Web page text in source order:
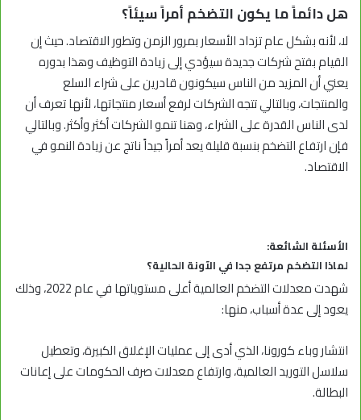
هل دائماً ما يكون التضخم أمراً سيئاً؟
لا، لأنه بشكل عام تزداد الأسعار بمرور الزمن وتطور الاقتصاد. حيث إن
القيام بفتح شركات جديدة سيؤدي إلى زيادة التوظيف وهذا بدوره
يعني أن المزيد من الناس سيكونون قادرين على شراء السلع
والمنتجات، وبالتالي تتجه الشركات لرفع أسعار منتجاتها، لأنها تعرف أن
لدى الناس القدرة على الشراء، وهنا تنمو الشركات أكثر وأكثر. وبالتالي
فإن ارتفاع التضخم بنسبة قليلة يعد أمراً جيداً ناتج عن زيادة النمو في
الاقتصاد.
الأسئلة الشائعة:
لماذا التضخم مرتفع جدا في الآونة الحالية؟
شهدت معدلات التضخم العالمية أعلى مستوياتها في عام 2022، وذلك
يعود إلى عدة أسباب، منها:
انتشار وباء كورونا، الذي أدى إلى عمليات الإغلاق الكبيرة، وتعطيل
سلاسل التوريد العالمية، وارتفاع معدلات صرف الحكومات على إعانات
البطالة.